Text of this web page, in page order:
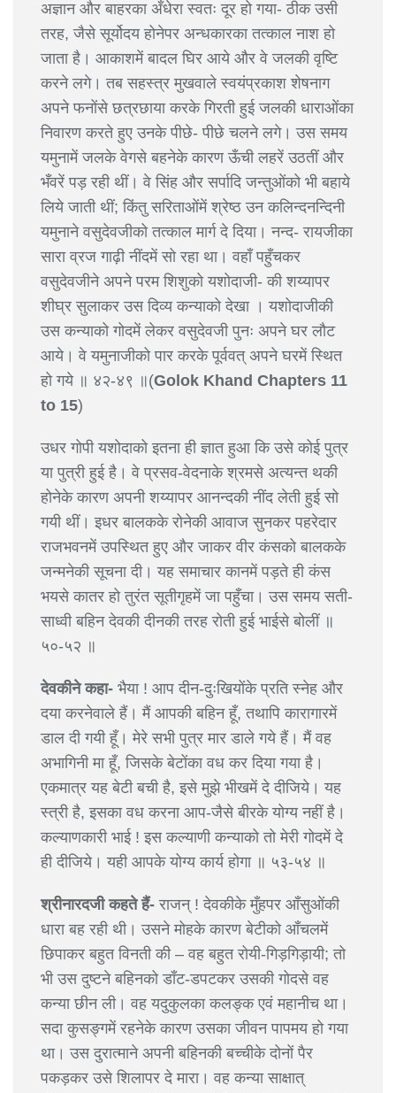
अज्ञान और बाहरका अँधेरा स्वतः दूर हो गया- ठीक उसी
तरह, जैसे सूर्योदय होनेपर अन्धकारका तत्काल नाश हो
जाता है। आकाशमें बादल घिर आये और वे जलकी वृष्टि
करने लगे। तब सहस्त्र मुखवाले स्वयंप्रकाश शेषनाग
अपने फनोंसे छत्रछाया करके गिरती हुई जलकी धाराओंका
निवारण करते हुए उनके पीछे- पीछे चलने लगे। उस समय
यमुनामें जलके वेगसे बहनेके कारण ऊँची लहरें उठतीं और
भँवरें पड़ रही थीं। वे सिंह और सर्पादि जन्तुओंको भी बहाये
लिये जाती थीं; किंतु सरिताओंमें श्रेष्ठ उन कलिन्दनन्दिनी
यमुनाने वसुदेवजीको तत्काल मार्ग दे दिया। नन्द- रायजीका
सारा व्रज गाढ़ी नींदमें सो रहा था। वहाँ पहुँचकर
वसुदेवजीने अपने परम शिशुको यशोदाजी- की शय्यापर
शीघ्र सुलाकर उस दिव्य कन्याको देखा । यशोदाजीकी
उस कन्याको गोदमें लेकर वसुदेवजी पुनः अपने घर लौट
आये। वे यमुनाजीको पार करके पूर्ववत् अपने घरमें स्थित
हो गये ॥ ४२-४९ ॥(Golok Khand Chapters 11
to 15)
उधर गोपी यशोदाको इतना ही ज्ञात हुआ कि उसे कोई पुत्र
या पुत्री हुई है। वे प्रसव-वेदनाके श्रमसे अत्यन्त थकी
होनेके कारण अपनी शय्यापर आनन्दकी नींद लेती हुई सो
गयी थीं। इधर बालकके रोनेकी आवाज सुनकर पहरेदार
राजभवनमें उपस्थित हुए और जाकर वीर कंसको बालकके
जन्मनेकी सूचना दी। यह समाचार कानमें पड़ते ही कंस
भयसे कातर हो तुरंत सूतीगृहमें जा पहुँचा। उस समय सती-
साध्वी बहिन देवकी दीनकी तरह रोती हुई भाईसे बोलीं ॥
५०-५२ ॥
देवकीने कहा- भैया ! आप दीन-दुःखियोंके प्रति स्नेह और
दया करनेवाले हैं। मैं आपकी बहिन हूँ, तथापि कारागारमें
डाल दी गयी हूँ। मेरे सभी पुत्र मार डाले गये हैं। मैं वह
अभागिनी मा हूँ, जिसके बेटोंका वध कर दिया गया है।
एकमात्र यह बेटी बची है, इसे मुझे भीखमें दे दीजिये। यह
स्त्री है, इसका वध करना आप-जैसे बीरके योग्य नहीं है।
कल्याणकारी भाई ! इस कल्याणी कन्याको तो मेरी गोदमें दे
ही दीजिये। यही आपके योग्य कार्य होगा ॥ ५३-५४ ॥
श्रीनारदजी कहते हैं- राजन् ! देवकीके मुँहपर आँसुओंकी
धारा बह रही थी। उसने मोहके कारण बेटीको आँचलमें
छिपाकर बहुत विनती की – वह बहुत रोयी-गिड़गिड़ायी; तो
भी उस दुष्टने बहिनको डाँट-डपटकर उसकी गोदसे वह
कन्या छीन ली। वह यदुकुलका कलङ्क एवं महानीच था।
सदा कुसङ्गमें रहनेके कारण उसका जीवन पापमय हो गया
था। उस दुरात्माने अपनी बहिनकी बच्चीके दोनों पैर
पकड़कर उसे शिलापर दे मारा। वह कन्या साक्षात्